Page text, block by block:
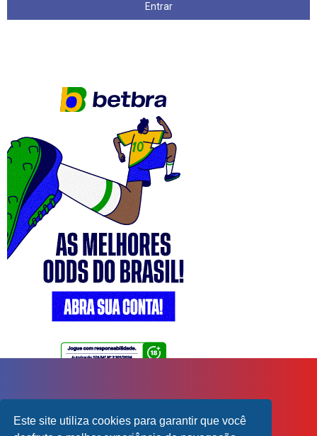
Este site utiliza cookies para garantir que você